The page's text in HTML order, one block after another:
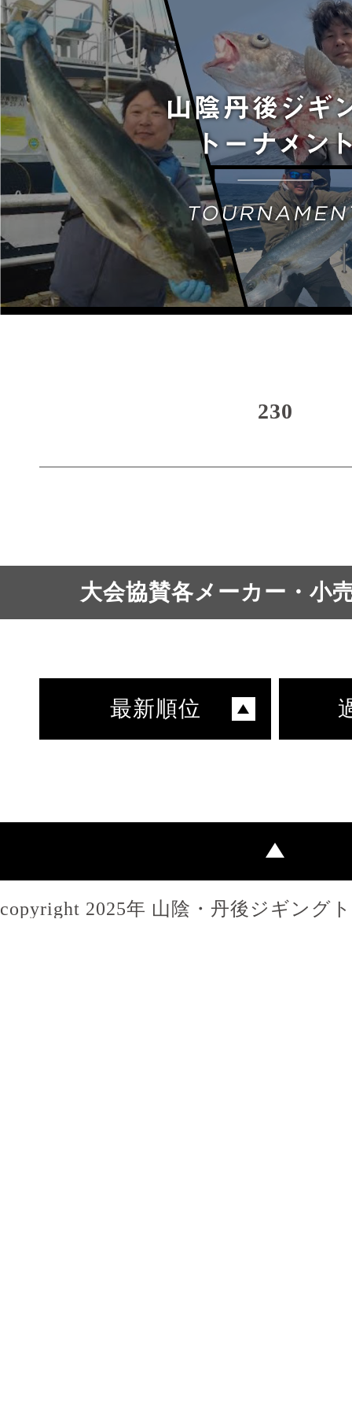
230
大会協賛各メーカー・小
最新順位
copyright 2025年 山陰・丹後ジギング